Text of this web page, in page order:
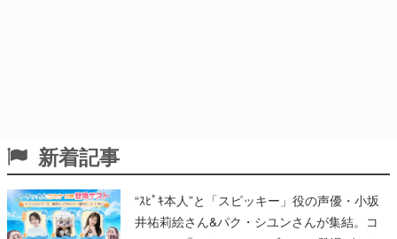
ミケ108『トリッカル』ブースの登場ゲスト
が発表
2026年8月9日